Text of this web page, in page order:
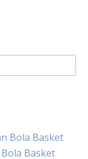
Bola Basket
Basket